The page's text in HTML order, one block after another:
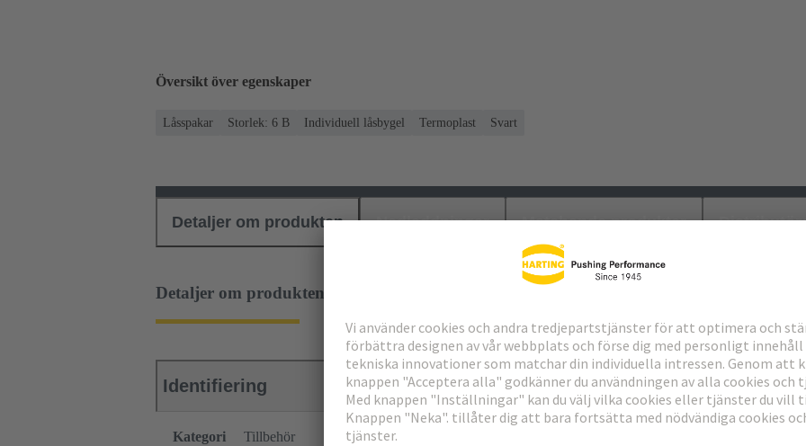
Översikt över egenskaper
Låsspakar Storlek: 6 B Individuell låsbygel Termoplast Svart
Detaljer om produkten Nedladdningar Matchande produkter
Detaljer om produkten
Identifiering
Kategori
Tillbehör